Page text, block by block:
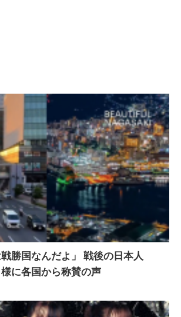
勝国なんだよ」 戦後の日本人
に各国から称賛の声